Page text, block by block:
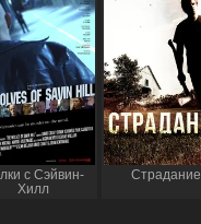
с Сэйвин-
Хилл
Страдание